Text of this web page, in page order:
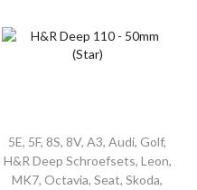
5E, 5F, 8S, 8V,A3,Audi, Golf,
H&R Deep Schroefsets, Leon,
MK7, Octavia,Seat,Skoda,